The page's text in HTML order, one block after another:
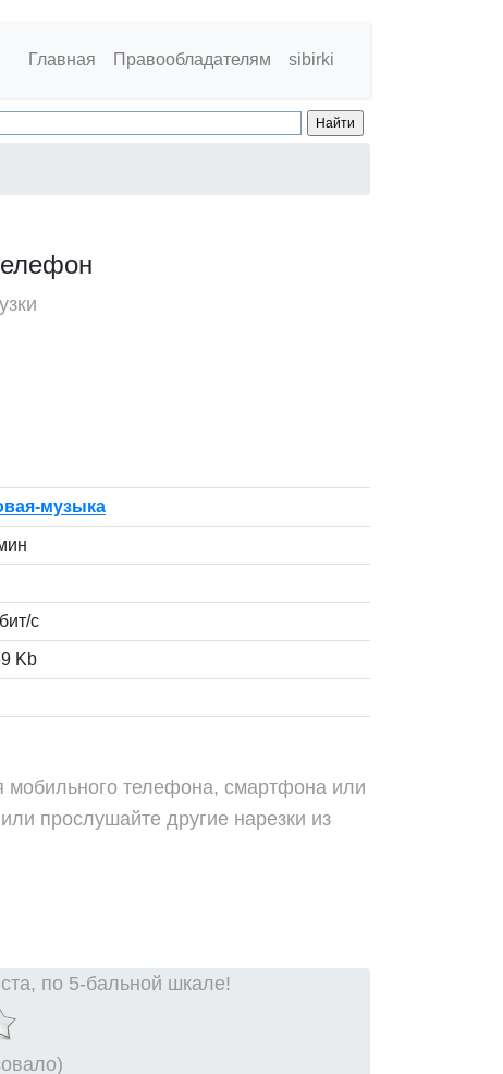
Главная Правообладателям sibirki
музыка
с
Kb
мобильного телефона, смартфона или
прослушайте другие нарезки из
по 5-бальной шкале!